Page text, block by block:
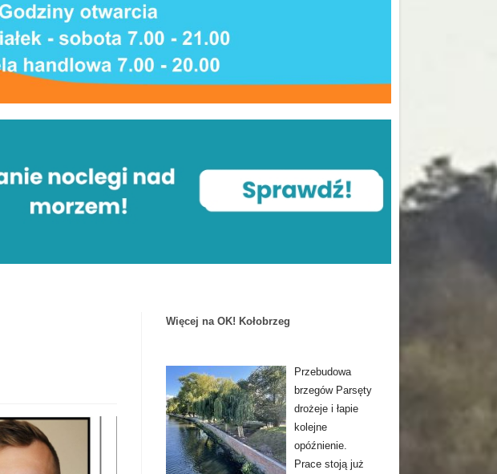
Więcej na OK! Kołobrzeg
Przebudowa
brzegów Parsęty
drożeje i łapie
kolejne
opóźnienie.
Prace stoją już